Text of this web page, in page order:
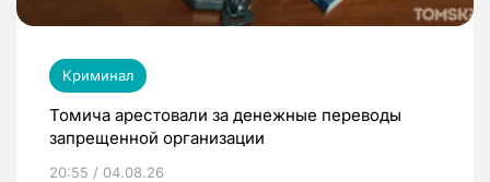
Криминал
Томича арестовали за денежные переводы
запрещенной организации
20:55 / 04.08.26